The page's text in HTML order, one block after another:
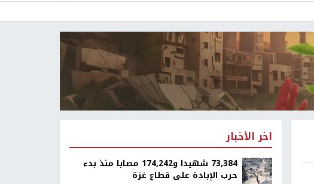
اخر الأخبار
73,384 شهيدا و174,242 مصابا منذ بدء
حرب الإبادة على قطاع غزة